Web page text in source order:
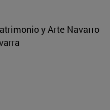
y Arte Navarro